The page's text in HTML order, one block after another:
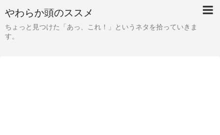
やわらか頭のススメ
ちょっと見つけた「あっ、これ！」というネタを拾っていきま
す。